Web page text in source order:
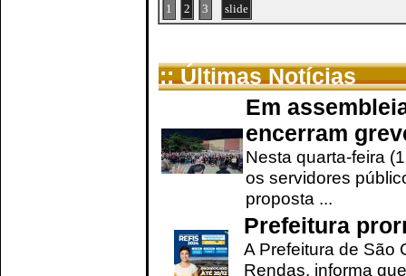
1 2 3 slide
:: Últimas Notícias
Em
encerram
Nesta quarta-feira
os servidores
proposta ...
Prefeitura
A Prefeitura de São
Rendas, informa